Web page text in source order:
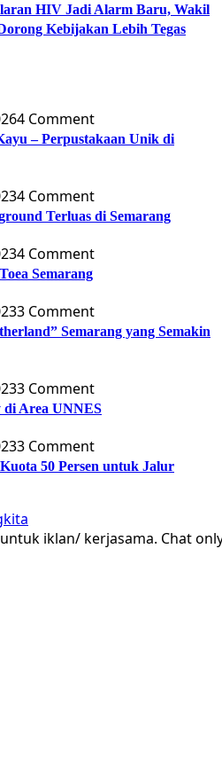
HIV Jadi Alarm Baru, Wakil
Kebijakan Lebih Tegas
4 Comment
– Perpustakaan Unik di
4 Comment
Terluas di Semarang
4 Comment
Semarang
3 Comment
Semarang yang Semakin
3 Comment
di Area UNNES
3 Comment
50 Persen untuk Jalur
iklan/ kerjasama. Chat